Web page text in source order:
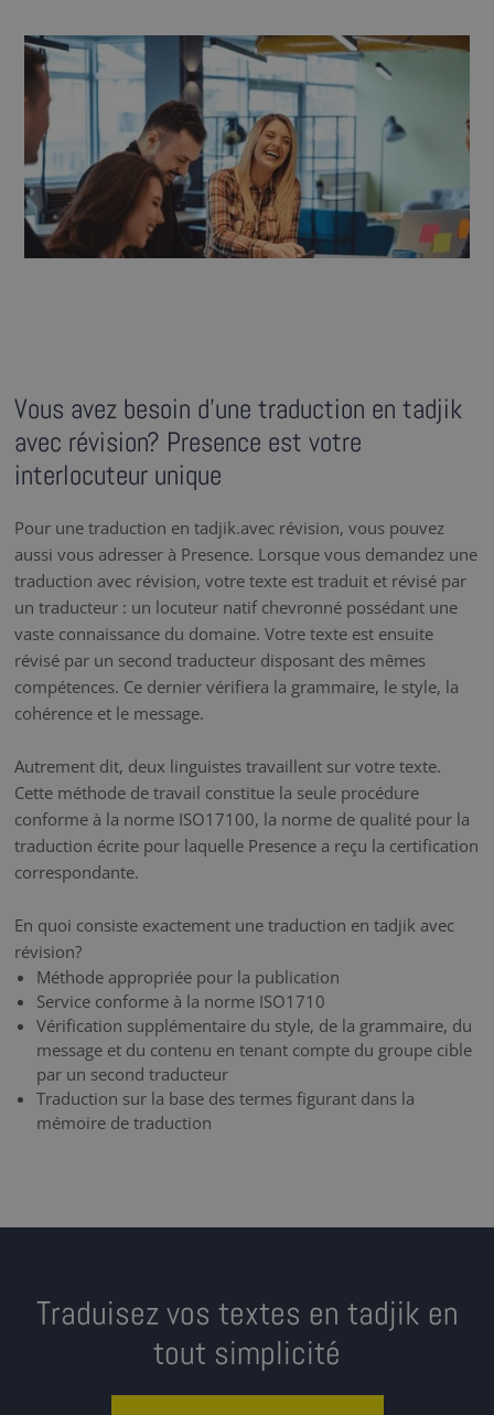
Vous avez besoin d’une traduction en tadjik
avec révision? Presence est votre
interlocuteur unique
Pour une traduction en tadjik.avec révision, vous pouvez
aussi vous adresser à Presence. Lorsque vous demandez une
traduction avec révision, votre texte est traduit et révisé par
un traducteur : un locuteur natif chevronné possédant une
vaste connaissance du domaine. Votre texte est ensuite
révisé par un second traducteur disposant des mêmes
compétences. Ce dernier vérifiera la grammaire, le style, la
cohérence et le message.
Autrement dit, deux linguistes travaillent sur votre texte.
Cette méthode de travail constitue la seule procédure
conforme à la norme ISO17100, la norme de qualité pour la
traduction écrite pour laquelle Presence a reçu la certification
correspondante.
En quoi consiste exactement une traduction en tadjik avec
révision?
Méthode appropriée pour la publication
Service conforme à la norme ISO1710
Vérification supplémentaire du style, de la grammaire, du
message et du contenu en tenant compte du groupe cible
par un second traducteur
Traduction sur la base des termes figurant dans la
mémoire de traduction
Traduisez vos textes en tadjik en
tout simplicité